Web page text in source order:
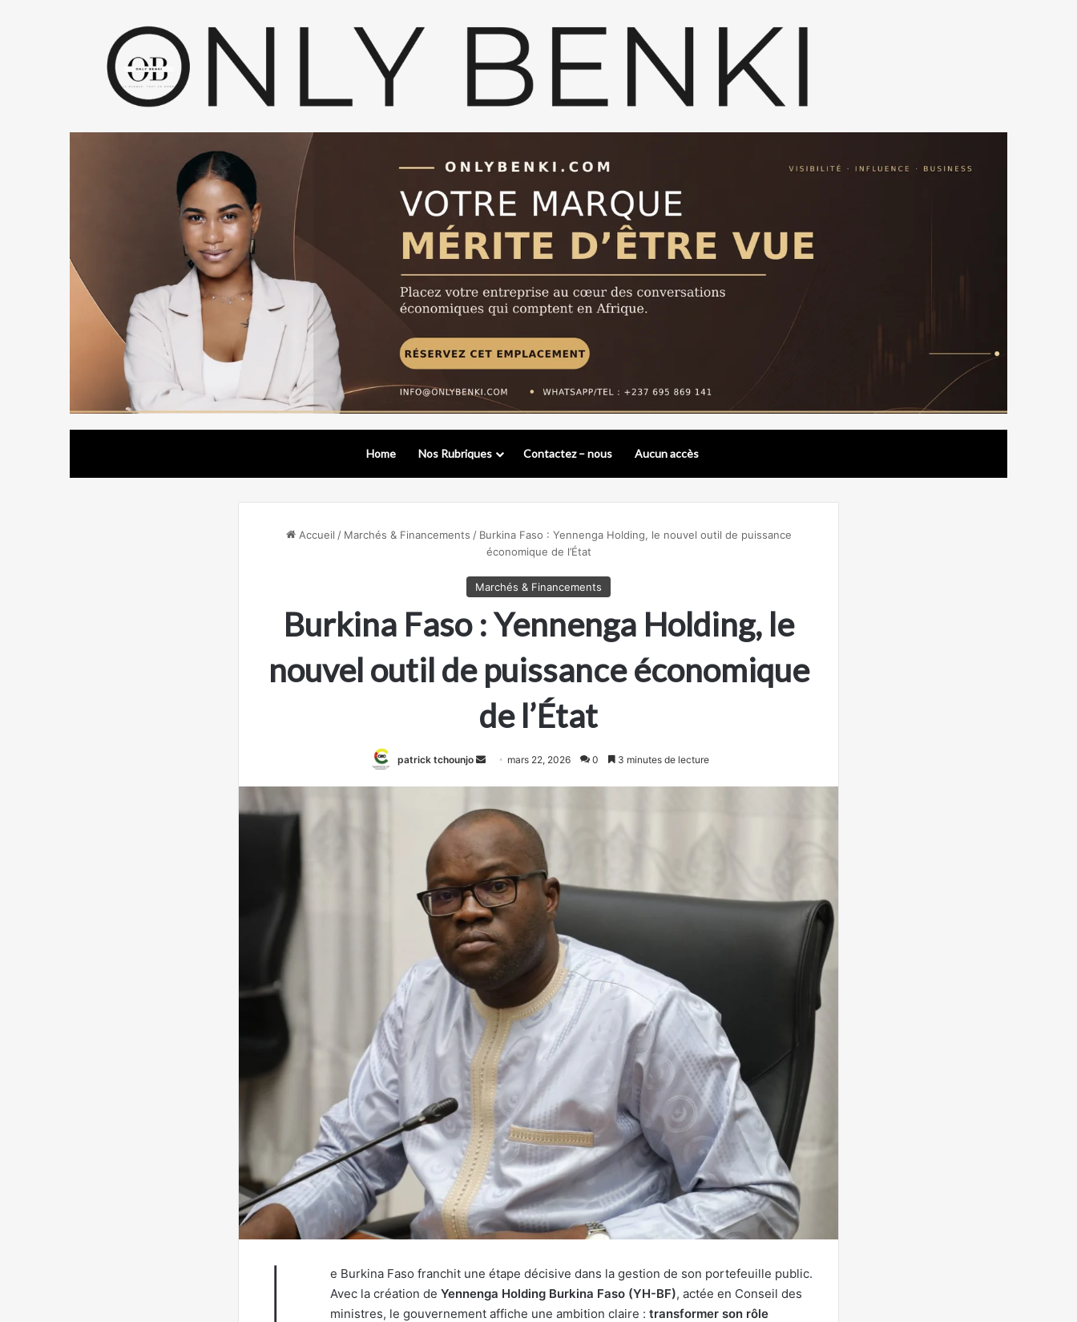
Home Nos Rubriques Contactez – nous Aucun accès
Accueil / Marchés & Financements / Burkina Faso : Yennenga Holding, le nouvel outil de puissance
économique de l’État
Marchés & Financements
Burkina Faso : Yennenga Holding, le
nouvel outil de puissance économique
de l’État
patrick tchounjo
Envoyermars 22, 2026 0 3 minutes de lecture
e Burkina Faso franchit une étape décisive dans la gestion de son portefeuille public.
Avec la création de Yennenga Holding Burkina Faso (YH-BF), actée en Conseil des
ministres, le gouvernement affiche une ambition claire : transformer son rôle